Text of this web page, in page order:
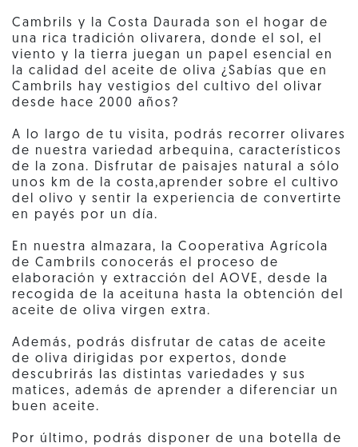
Cambrils y la Costa Daurada son el hogar de
una rica tradición olivarera, donde el sol, el
viento y la tierra juegan un papel esencial en
la calidad del aceite de oliva ¿Sabías que en
Cambrils hay vestigios del cultivo del olivar
desde hace 2000 años?
A lo largo de tu visita, podrás recorrer olivares
de nuestra variedad arbequina, característicos
de la zona. Disfrutar de paisajes natural a sólo
unos km de la costa,aprender sobre el cultivo
del olivo y sentir la experiencia de convertirte
en payés por un día.
En nuestra almazara, la Cooperativa Agrícola
de Cambrils conocerás el proceso de
elaboración y extracción del AOVE, desde la
recogida de la aceituna hasta la obtención del
aceite de oliva virgen extra.
Además, podrás disfrutar de catas de aceite
de oliva dirigidas por expertos, donde
descubrirás las distintas variedades y sus
matices, además de aprender a diferenciar un
buen aceite.
Por último, podrás disponer de una botella de